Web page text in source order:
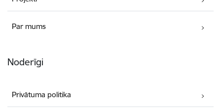
Par mums
Noderīgi
Privātuma politika